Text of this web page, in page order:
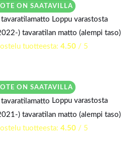
ON SAATAVILLA
Loppu varastosta
) tavaratilan matto (alempi taso)
tuotteesta: 4.50/ 5
ON SAATAVILLA
Loppu varastosta
) tavaratilan matto (alempi taso)
tuotteesta: 4.50/ 5